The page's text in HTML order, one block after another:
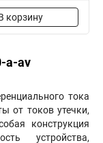
корзину
a-av
тока
от токов утечки,
конструкция
устройства,